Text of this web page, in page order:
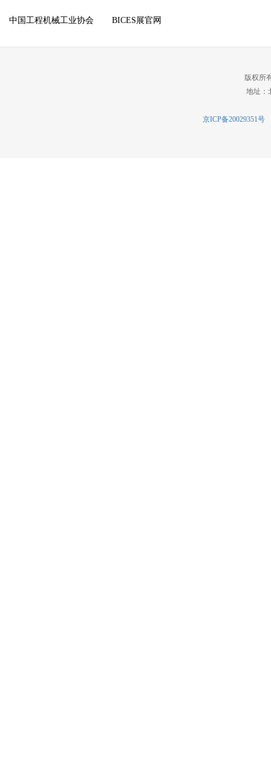
中国工程机械工业协会 BICES展官网
版权所
地址：
京ICP备20029351号